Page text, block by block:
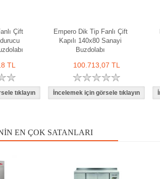
Çift
TL
Empero Dik Tip Fanlı Çift
Kapılı 140x80 Sanayi
Buzdolabı
100.713,07 TL
EN ÇOK SATANLARI